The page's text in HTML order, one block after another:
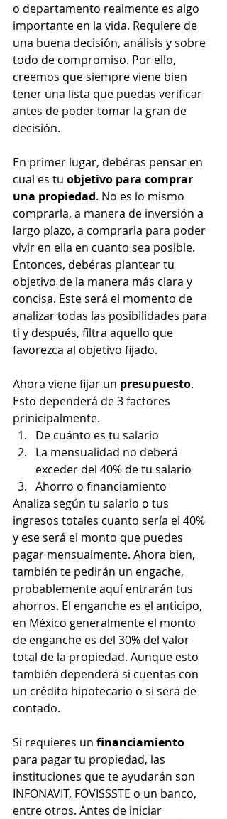
o departamento realmente es algo
importante en la vida. Requiere de
una buena decisión, análisis y sobre
todo de compromiso. Por ello,
creemos que siempre viene bien
tener una lista que puedas verificar
antes de poder tomar la gran de
decisión.
En primer lugar, debéras pensar en
cual es tu objetivo para comprar
una propiedad. No es lo mismo
comprarla, a manera de inversión a
largo plazo, a comprarla para poder
vivir en ella en cuanto sea posible.
Entonces, debéras plantear tu
objetivo de la manera más clara y
concisa. Este será el momento de
analizar todas las posibilidades para
ti y después, filtra aquello que
favorezca al objetivo fijado.
Ahora viene fijar un presupuesto.
Esto dependerá de 3 factores
prinicipalmente.
De cuánto es tu salario
La mensualidad no deberá
exceder del 40% de tu salario
Ahorro o financiamiento
Analiza según tu salario o tus
ingresos totales cuanto sería el 40%
y ese será el monto que puedes
pagar mensualmente. Ahora bien,
también te pedirán un engache,
probablemente aquí entrarán tus
ahorros. El enganche es el anticipo,
en México generalmente el monto
de enganche es del 30% del valor
total de la propiedad. Aunque esto
también dependerá si cuentas con
un crédito hipotecario o si será de
contado.
Si requieres un financiamiento
para pagar tu propiedad, las
instituciones que te ayudarán son
INFONAVIT, FOVISSSTE o un banco,
entre otros. Antes de iniciar